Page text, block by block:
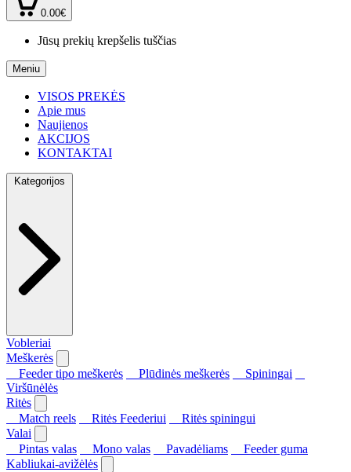
0.00€
Jūsų prekių krepšelis tuščias
Meniu
VISOS PREKĖS
Apie mus
Naujienos
AKCIJOS
KONTAKTAI
Kategorijos
Vobleriai
Meškerės
Feeder tipo meškerės
Plūdinės meškerės
Spiningai
Viršūnėlės
Ritės
Match reels
Ritės Feederiui
Ritės spiningui
Valai
Pintas valas
Mono valas Pavadėliams
Feeder guma
Kabliukai-avižėlės